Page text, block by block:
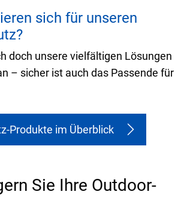
sich für unseren
doch unsere vielfältigen Lösungen
– sicher ist auch das Passende für
Produkte im Überblick
Sie Ihre Outdoor-